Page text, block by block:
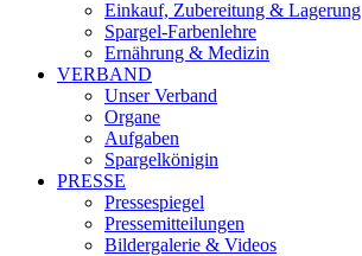
Einkauf, Zubereitung & Lagerung
Spargel-Farbenlehre
Ernährung & Medizin
VERBAND
Unser Verband
Organe
Aufgaben
Spargelkönigin
PRESSE
Pressespiegel
Pressemitteilungen
Bildergalerie & Videos